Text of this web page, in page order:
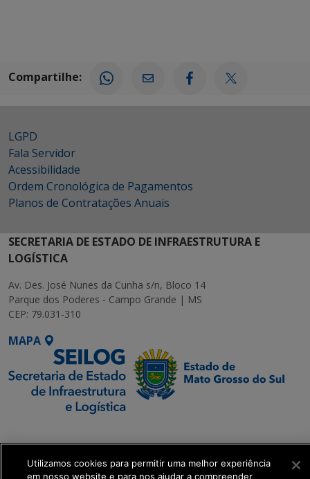
Compartilhe:
LGPD
Fala Servidor
Acessibilidade
Ordem Cronológica de Pagamentos
Planos de Contratações Anuais
SECRETARIA DE ESTADO DE INFRAESTRUTURA E
LOGÍSTICA
Av. Des. José Nunes da Cunha s/n, Bloco 14
Parque dos Poderes - Campo Grande | MS
CEP: 79.031-310
MAPA
Executiva de
Transformação Digital
Utilizamos cookies para permitir uma melhor experiência
em nosso website e para nos ajudar a compreender